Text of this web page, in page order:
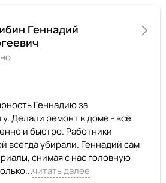
Геннадий
Геннадию за
Делали ремонт в доме - всё
и быстро. Работники
всегда убирали. Геннадий сам
снимая с нас головную
читать далее